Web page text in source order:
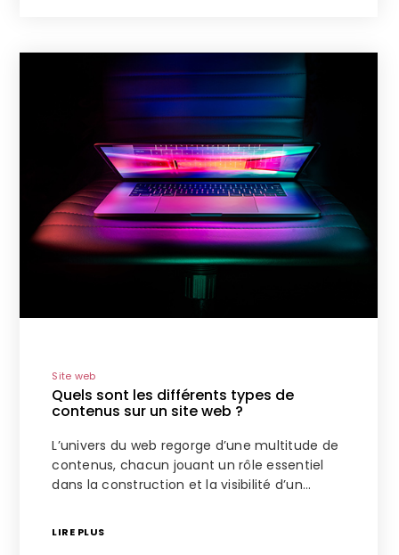
Site web
Quels sont les différents types de
contenus sur un site web ?
L’univers du web regorge d’une multitude de
contenus, chacun jouant un rôle essentiel
dans la construction et la visibilité d’un…
LIRE PLUS